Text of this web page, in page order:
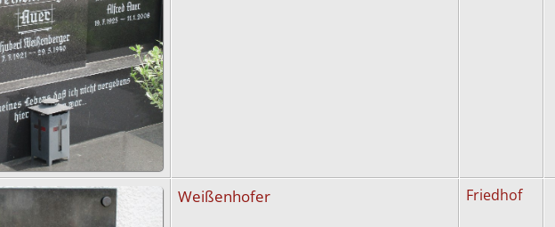
Weißenhofer Friedhof